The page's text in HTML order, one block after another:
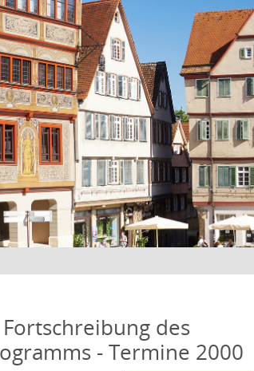
des
- Termine 2000